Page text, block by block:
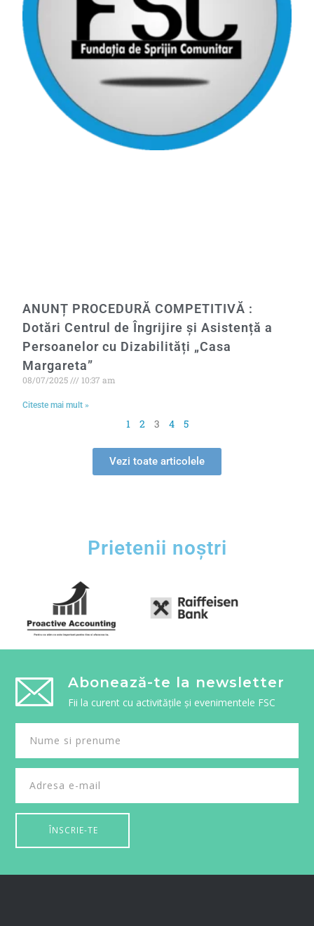
ANUNȚ PROCEDURĂ COMPETITIVĂ :
Dotări Centrul de Îngrijire și Asistență a
Persoanelor cu Dizabilități „Casa
Margareta”
08/07/2025 10:37 am
Citeste mai mult »
1 2 3 4 5
Vezi toate articolele
Prietenii noștri
Abonează-te la newsletter
Fii la curent cu activitățile și evenimentele FSC